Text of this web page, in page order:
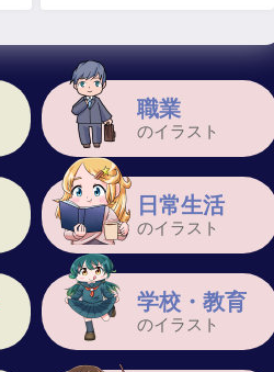
職業
のイラスト
日常生活
のイラスト
学校・教育
のイラスト